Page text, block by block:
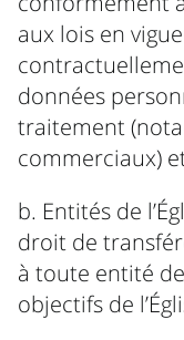
aux lois en
données
traitement
commerciaux)
b. Entités de
droit de
à toute entité
objectifs de